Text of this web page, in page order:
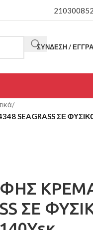
ΣΎΝΔΕΣΗ /
/
SEAGRASS ΣΕ
ΣΕ